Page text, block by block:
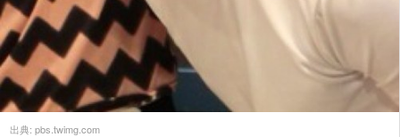
出典: pbs.twimg.com